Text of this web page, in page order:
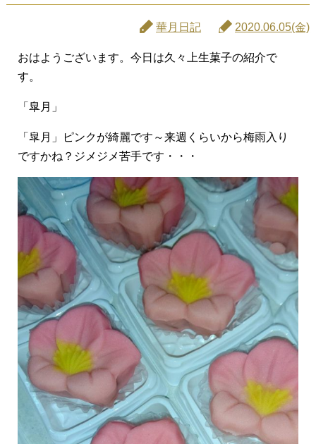
華月日記 2020.06.05(金)
おはようございます。今日は久々上生菓子の紹介で
す。
「皐月」
「皐月」ピンクが綺麗です～来週くらいから梅雨入り
ですかね？ジメジメ苦手です・・・